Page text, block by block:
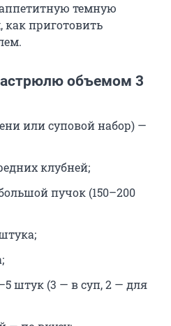
темную
приготовить
объемом 3
или суповой набор) —
клубней;
пучок (150–200
штук (3 — в суп, 2 — для